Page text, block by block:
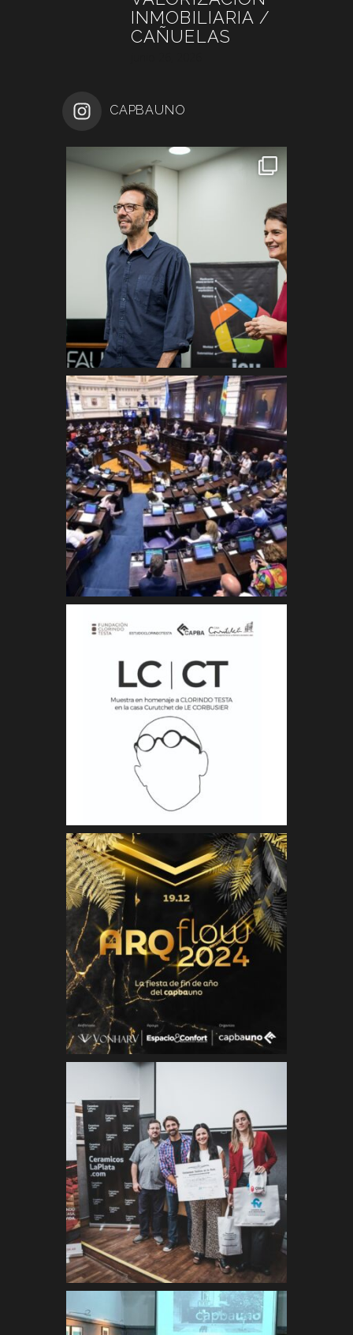
INMOBILIARIA /
CAÑUELAS
CAPBAUNO